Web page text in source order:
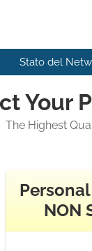
Stato del
Your
The Highest
NON